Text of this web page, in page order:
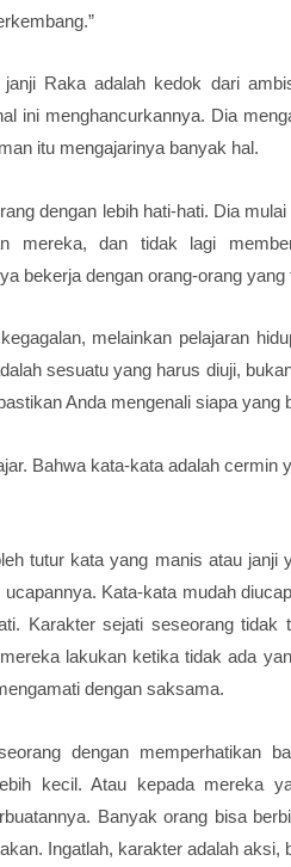
Raka adalah kedok dari
ini menghancurkannya. Dia
itu mengajarinya banyak hal.
dengan lebih hati-hati. Dia
mereka, dan tidak lagi
bekerja dengan orang-orang yang
melainkan pelajaran
sesuatu yang harus diuji,
Anda mengenali siapa yang
Bahwa kata-kata adalah cermin
tutur kata yang manis atau janji
Kata-kata mudah
Karakter sejati seseorang
lakukan ketika tidak ada
dengan saksama.
dengan memperhatikan
kecil. Atau kepada mereka
Banyak orang bisa
Ingatlah, karakter adalah